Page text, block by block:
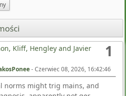
1
Kliff, Hengley and Javier
-Czerwiec 08, 2026, 16:42:46
norms might trig mains, and